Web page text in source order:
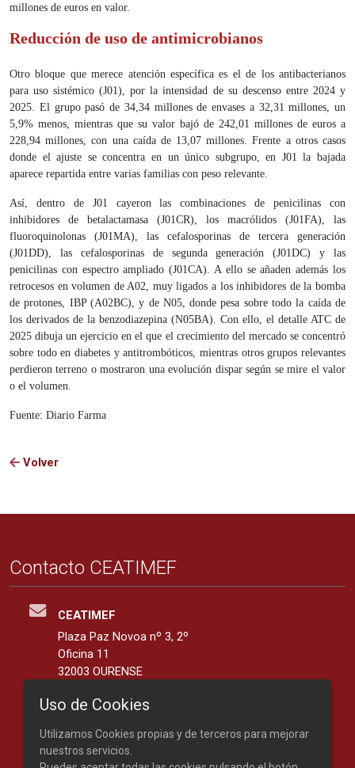
millones de euros en valor.
Reducción de uso de antimicrobianos
Otro bloque que merece atención específica es el de los antibacterianos
para uso sistémico (J01), por la intensidad de su descenso entre 2024 y
2025. El grupo pasó de 34,34 millones de envases a 32,31 millones, un
5,9% menos, mientras que su valor bajó de 242,01 millones de euros a
228,94 millones, con una caída de 13,07 millones. Frente a otros casos
donde el ajuste se concentra en un único subgrupo, en J01 la bajada
aparece repartida entre varias familias con peso relevante.
Así, dentro de J01 cayeron las combinaciones de penicilinas con
inhibidores de betalactamasa (J01CR), los macrólidos (J01FA), las
fluoroquinolonas (J01MA), las cefalosporinas de tercera generación
(J01DD), las cefalosporinas de segunda generación (J01DC) y las
penicilinas con espectro ampliado (J01CA). A ello se añaden además los
retrocesos en volumen de A02, muy ligados a los inhibidores de la bomba
de protones, IBP (A02BC), y de N05, donde pesa sobre todo la caída de
los derivados de la benzodiazepina (N05BA). Con ello, el detalle ATC de
2025 dibuja un ejercicio en el que el crecimiento del mercado se concentró
sobre todo en diabetes y antitrombóticos, mientras otros grupos relevantes
perdieron terreno o mostraron una evolución dispar según se mire el valor
o el volumen.
Fuente: Diario Farma
Volver
Contacto CEATIMEF
CEATIMEF
Plaza Paz Novoa nº 3, 2º
Oficina 11
32003 OURENSE
Teléfono: 988 219 893
Uso de Cookies
Utilizamos Cookies propias y de terceros para mejorar
nuestros servicios.